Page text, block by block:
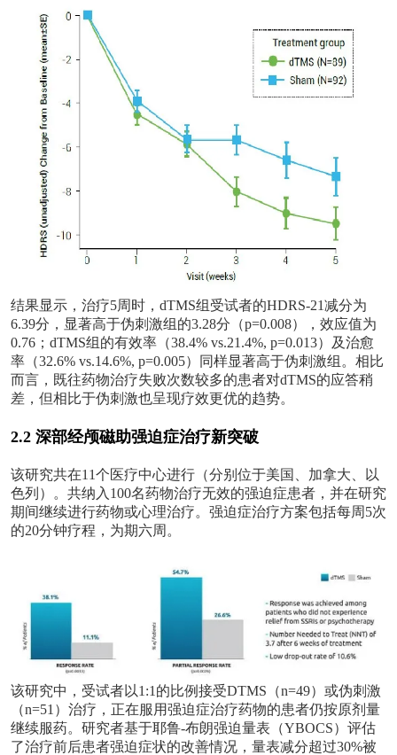
结果显示，治疗5周时，dTMS组受试者的HDRS-21减分为
6.39分，显著高于伪刺激组的3.28分（p=0.008），效应值为
0.76；dTMS组的有效率（38.4% vs.21.4%, p=0.013）及治愈
率（32.6% vs.14.6%, p=0.005）同样显著高于伪刺激组。相比
而言，既往药物治疗失败次数较多的患者对dTMS的应答稍
差，但相比于伪刺激也呈现疗效更优的趋势。
2.2 深部经颅磁助强迫症治疗新突破
该研究共在11个医疗中心进行（分别位于美国、加拿大、以
色列）。共纳入100名药物治疗无效的强迫症患者，并在研究
期间继续进行药物或心理治疗。强迫症治疗方案包括每周5次
的20分钟疗程，为期六周。
该研究中，受试者以1:1的比例接受DTMS（n=49）或伪刺激
（n=51）治疗，正在服用强迫症治疗药物的患者仍按原剂量
继续服药。研究者基于耶鲁-布朗强迫量表（YBOCS）评估
了治疗前后患者强迫症状的改善情况，量表减分超过30%被